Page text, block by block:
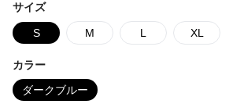
サイズ
S M L XL
カラー
ダークブルー